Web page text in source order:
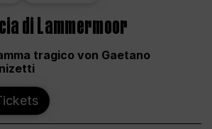
di Lammermoor
tragico von Gaetano